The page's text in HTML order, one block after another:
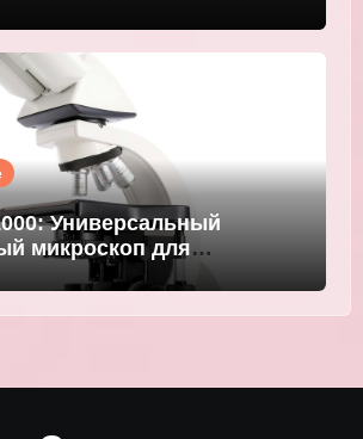
Универсальный
микроскоп для
лабораторий